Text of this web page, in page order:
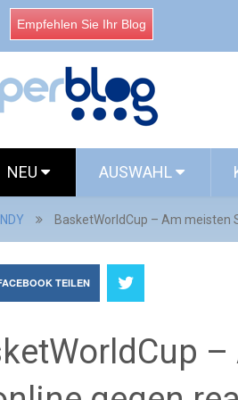
Empfehlen Sie Ihr Blog
NEU AUSWAHL
BasketWorldCup – Am meisten
TEILEN